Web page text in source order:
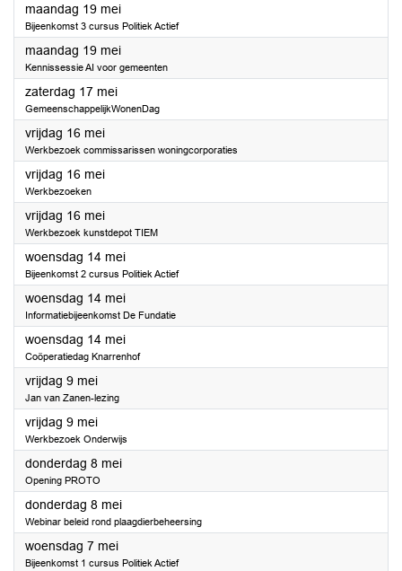
maandag 19 mei2025
Bijeenkomst 3 cursus Politiek Actief
maandag 19 mei2025
Kennissessie AI voor gemeenten
zaterdag 17 mei2025
GemeenschappelijkWonenDag
vrijdag 16 mei2025
Werkbezoek commissarissen woningcorporaties
vrijdag 16 mei2025
Werkbezoeken
vrijdag 16 mei2025
Werkbezoek kunstdepot TIEM
woensdag 14 mei2025
Bijeenkomst 2 cursus Politiek Actief
woensdag 14 mei2025
Informatiebijeenkomst De Fundatie
woensdag 14 mei2025
Coöperatiedag Knarrenhof
vrijdag 9 mei2025
Jan van Zanen-lezing
vrijdag 9 mei2025
Werkbezoek Onderwijs
donderdag 8 mei2025
Opening PROTO
donderdag 8 mei2025
Webinar beleid rond plaagdierbeheersing
woensdag 7 mei2025
Bijeenkomst 1 cursus Politiek Actief